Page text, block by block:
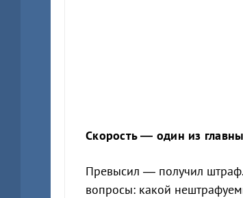
Скорость — один из
Превысил — получил штраф.
вопросы: какой